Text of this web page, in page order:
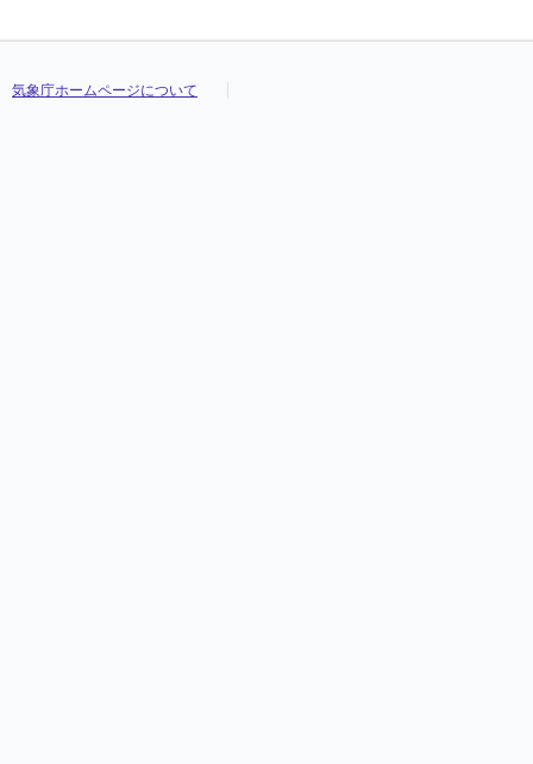
気象庁ホームページについて